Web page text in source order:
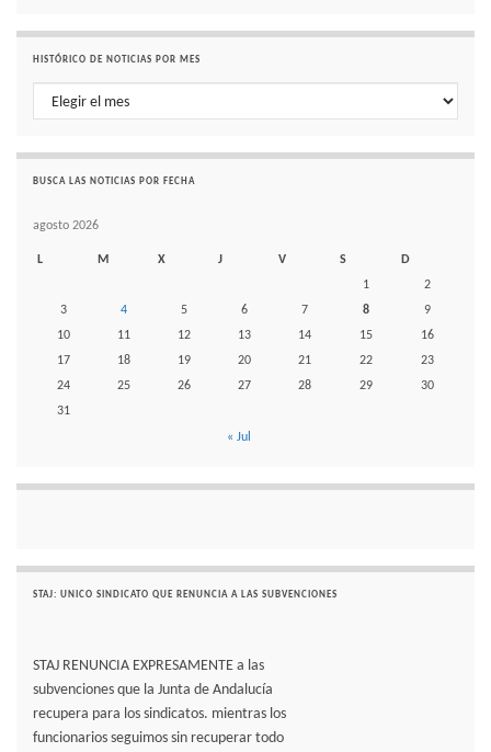
HISTÓRICO DE NOTICIAS POR MES
Histórico de noticias por mes
BUSCA LAS NOTICIAS POR FECHA
agosto 2026
L M X J V S
D
1
2
3
4 5 6 7 8
9
10
11 12 13 14 15
16
17
18 19 20 21 22
23
24
25 26 27 28 29
30
31
« Jul
STAJ: UNICO SINDICATO QUE RENUNCIA A LAS SUBVENCIONES
STAJ RENUNCIA EXPRESAMENTE a las
subvenciones que la Junta de Andalucía
recupera para los sindicatos. mientras los
funcionarios seguimos sin recuperar todo